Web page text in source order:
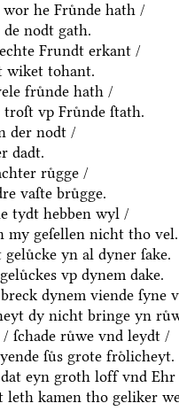
he Fruͤnde hath /
de nodt gath.
Frundt erkant /
wiket tohant.
fruͤnde hath /
troſt vp Fruͤnde ſtath.
der nodt /
dadt.
ruͤgge /
vaſte bruͤgge.
tydt hebben wyl /
my geſellen nicht tho vel.
yn al dyner ſake.
vp dynem dake.
dynem viende ſyne
dy nicht bringe yn
ſchade ruͤwe vnd leydt /
ſuͤs grote froͤlicheyt.
eyn groth loff vnd
leth kamen tho geliker